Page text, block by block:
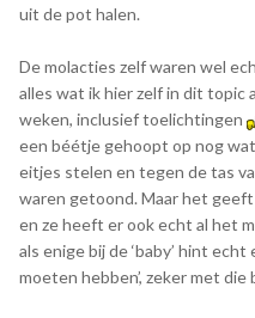
uit de pot halen.
De molacties zelf waren wel
alles wat ik hier zelf in dit topic
weken, inclusief toelichtingen
een béétje gehoopt op nog
eitjes stelen en tegen de tas
waren getoond. Maar het
en ze heeft er ook echt al het
als enige bij de ‘baby’ hint
moeten hebben’, zeker met die